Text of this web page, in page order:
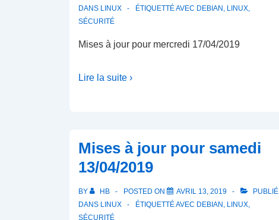
DANS LINUX ÉTIQUETTÉ AVEC DEBIAN , LINUX,
SÉCURITÉ
Mises à jour pour mercredi 17/04/2019
Lire la suite ›
Mises à jour pour samedi
13/04/2019
BY HB POSTED ON AVRIL 13, 2019
PUBLIÉ
DANS LINUX ÉTIQUETTÉ AVEC DEBIAN , LINUX,
SÉCURITÉ